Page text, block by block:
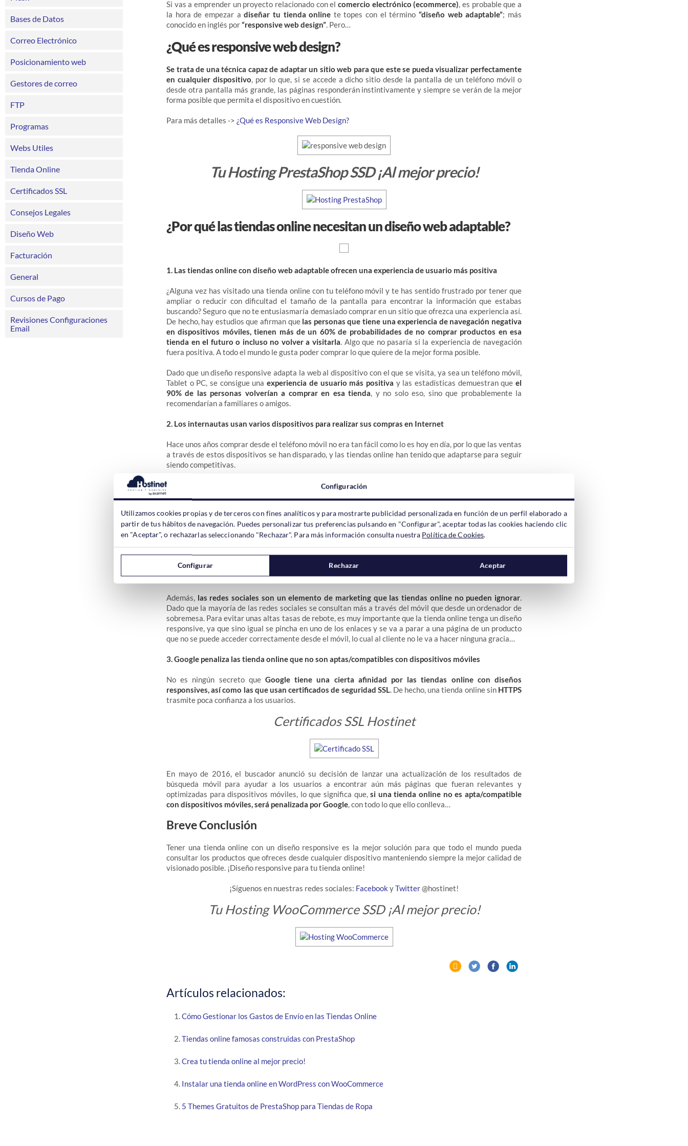
Bases de Datos
Correo Electrónico
Posicionamiento web
Gestores de correo
FTP
Programas
Webs Utiles
Tienda Online
Certificados SSL
Consejos Legales
Diseño Web
Facturación
General
Cursos de Pago
Revisiones Configuraciones
Email
Si vas a emprender un proyecto relacionado con el comercio electrónico (ecommerce), es probable que a
la hora de empezar a diseñar tu tienda online te topes con el término “diseño web adaptable”; más
conocido en inglés por“responsive web design”. Pero…
¿Qué es responsive web design?
Se trata de una técnica capaz de adaptar un sitio web para que este se pueda visualizar perfectamente
en cualquier dispositivo, por lo que, si se accede a dicho sitio desde la pantalla de un teléfono móvil o
desde otra pantalla más grande, las páginas responderán instintivamentey siempre se verán de la mejor
forma posible que permita el dispositivo en cuestión.
Para más detalles -> ¿Qué es Responsive Web Design?
Tu Hosting PrestaShop SSD ¡Al mejor precio!
¿Por qué las tiendas online necesitan un diseño web adaptable?
1. Las tiendas online con diseño web adaptable ofrecen una experiencia de usuario más positiva
¿Alguna vez has visitado una tienda online con tu teléfono móvil y te has sentido frustrado por tener que
ampliar o reducir con dificultad el tamaño de la pantalla para encontrar la información que estabas
buscando?Seguro que no te entusiasmaría demasiado comprar en un sitio que ofrezca una experiencia así.
De hecho, hay estudios que afirman que las personas que tiene una experiencia de navegación negativa
en dispositivos móviles, tienen más de un 60% de probabilidades de no comprar productos en esa
tienda en el futuro o incluso no volver a visitarla. Algo que no pasaría si la experiencia de navegación
fuera positiva. A todo el mundo le gusta poder comprar lo que quiere de la mejor forma posible.
Dado que un diseño responsive adapta la web al dispositivo con el que se visita, ya sea un teléfono móvil,
Tablet o PC, se consigue una experiencia de usuario más positiva y las estadísticas demuestran que el
90% de las personas volverían a comprar en esa tienda, y no solo eso, sino que probablemente la
recomendarían a familiares o amigos.
2. Los internautas usan varios dispositivos para realizar sus compras en Internet
Hace unos años comprar desde el teléfono móvil no era tan fácil como lo es hoy en día, por lo que las ventas
a través de estos dispositivos se han disparado, y las tiendas online han tenido que adaptarse para seguir
siendo competitivas.
¿Sabías que más del 60% de los clientes comienzan la compra en un dispositivo, pero continúan o la
hora de tramitar el pedido parece que todavía se sigue prefiriendo hacerlo desde un ordenador de
sobremesa y no desde un dispositivo móvil.
Proporcionar un aspecto y funcionalidad similar en los diferentes dispositivos es crucial para la
experiencia de los clientes. Lo mejor sería que acabaran la compra desde el dispositivo que la han iniciado,
pero bueno, tampoco es que importe mucho si al final la compra se efectúa, aunque sea desde otro
dispositivo diferente al del principio.
Además, las redes sociales son un elemento de marketing que las tiendas online no pueden ignorar.
Dado que la mayoría de las redes sociales se consultan más a través del móvil que desde un ordenador de
sobremesa. Para evitar unas altas tasas de rebote, es muy importante que la tienda online tenga un diseño
responsive, ya que sino igual se pincha en uno de los enlaces y se va a parar a una página de un producto
que no se puede acceder correctamente desde el móvil, lo cual al cliente no le va a hacer ninguna gracia…
3. Google penaliza las tienda online que no son aptas/compatibles con dispositivos móviles
No es ningún secreto que Google tiene una cierta afinidad por las tiendas online con diseños
responsives, así como las que usan certificados de seguridad SSL. De hecho, una tienda online sin HTTPS
trasmite poca confianza a los usuarios.
Certificados SSL Hostinet
En mayo de 2016, el buscador anunció su decisión de lanzar una actualización de los resultados de
búsqueda móvil para ayudar a los usuarios a encontrar aún más páginas que fueran relevantes y
optimizadas para dispositivos móviles, lo que significa que,si una tienda online no es apta/compatible
con dispositivos móviles, será penalizada por Google, con todo lo que ello conlleva…
Breve Conclusión
Tener una tienda online con un diseño responsive es la mejor solución para que todo el mundo pueda
consultar los productos que ofreces desde cualquier dispositivo manteniendo siempre la mejor calidad de
visionado posible. ¡Diseño responsive para tu tienda online!
¡Síguenos en nuestras redes sociales: Facebook yTwitter@hostinet!
Tu Hosting WooCommerce SSD ¡Al mejor precio!
Artículos relacionados:
Cómo Gestionar los Gastos de Envío en las Tiendas Online
Tiendas online famosas construidas con PrestaShop
Crea tu tienda online al mejor precio!
Instalar una tienda online en WordPress con WooCommerce
5 Themes Gratuitos de PrestaShop para Tiendas de Ropa
Configuración
Utilizamos cookies propias y de terceros con fines analíticos y para mostrarte publicidad personalizada en función de un perfil elaborado a
partir de tus hábitos de navegación. Puedes personalizar tus preferencias pulsando en "Configurar", aceptar todas las cookies haciendo clic
en "Aceptar", o rechazarlas seleccionando "Rechazar". Para más información consulta nuestra Política de Cookies.
Configurar Rechazar Aceptar